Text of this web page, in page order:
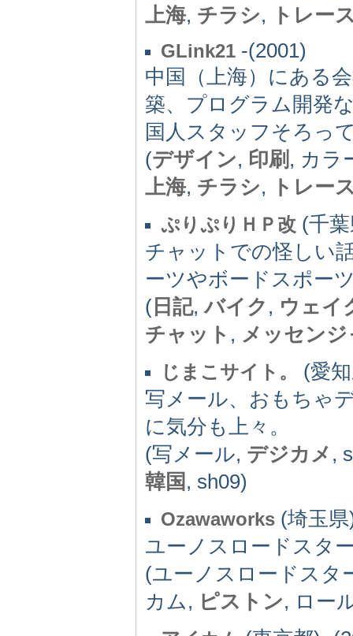
上海, チラシ, トレー
GLink21 -(2001)
中国（上海）にある
築、プログラム開発
国人スタッフそろっ
(デザイン, 印刷 , カラ
上海, チラシ, トレー
ぷりぷりＨＰ改 (千
チャットでの怪しい
ーツやボードスポー
( 日記,バイク , ウェイ
チャット , メッセンジ
じまこサイト。
(愛
写メール、おもちゃ
に気分も上々。
(写メール, デジカメ ,
韓国 , sh09)
Ozawaworks (埼玉
ユーノスロードスタ
(ユーノスロードスタ
カム, ピストン, ロー